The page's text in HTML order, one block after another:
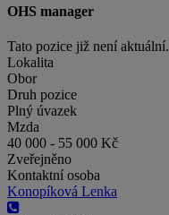
OHS manager
Tato pozice již není aktuální.
Lokalita
Obor
Druh pozice
Plný úvazek
Mzda
40 000 - 55 000 Kč
Zveřejněno
Kontaktní osoba
Konopíková Lenka